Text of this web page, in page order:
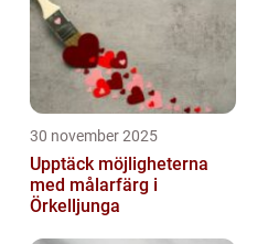
30 november 2025
Upptäck möjligheterna
med målarfärg i
Örkelljunga